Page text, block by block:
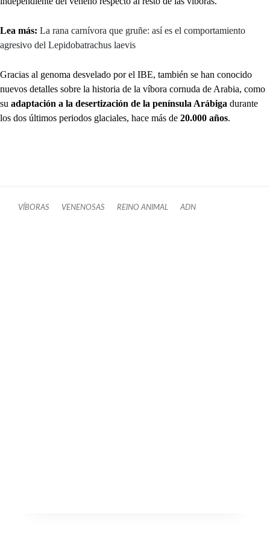
Lea más: La rana carnívora que gruñe: así es el comportamiento
agresivo del Lepidobatrachus laevis
Gracias al genoma desvelado por el IBE, también se han conocido
nuevos detalles sobre la historia de la víbora cornuda de Arabia, como
su adaptación a la desertización de la península Arábiga durante
los dos últimos periodos glaciales, hace más de 20.000 años.
VÍBORAS VENENOSAS REINO ANIMAL ADN